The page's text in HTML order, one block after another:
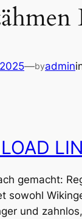
—byadmin
gemacht:
sowohl
und